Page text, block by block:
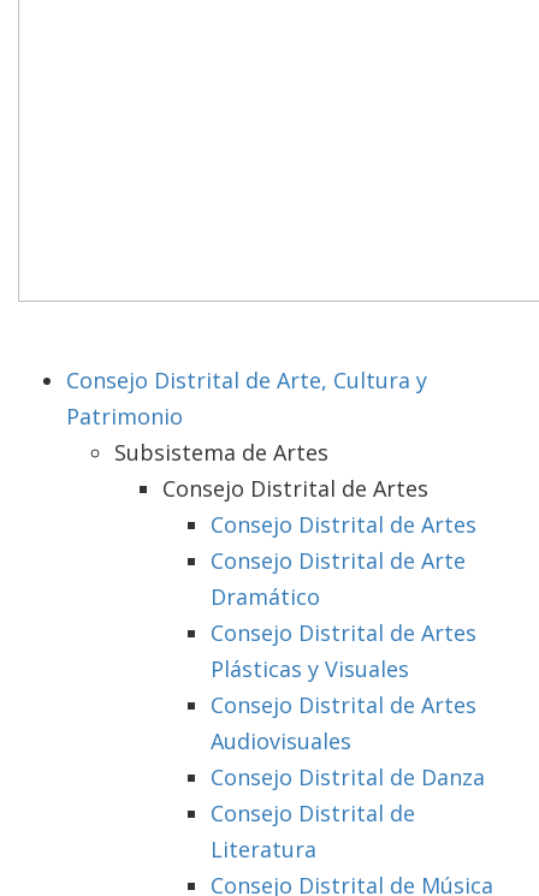
Consejo Distrital de Arte, Cultura y
Patrimonio
Subsistema de Artes
Consejo Distrital de Artes
Consejo Distrital de Artes
Consejo Distrital de Arte
Dramático
Consejo Distrital de Artes
Plásticas y Visuales
Consejo Distrital de Artes
Audiovisuales
Consejo Distrital de Danza
Consejo Distrital de
Literatura
Consejo Distrital de Música